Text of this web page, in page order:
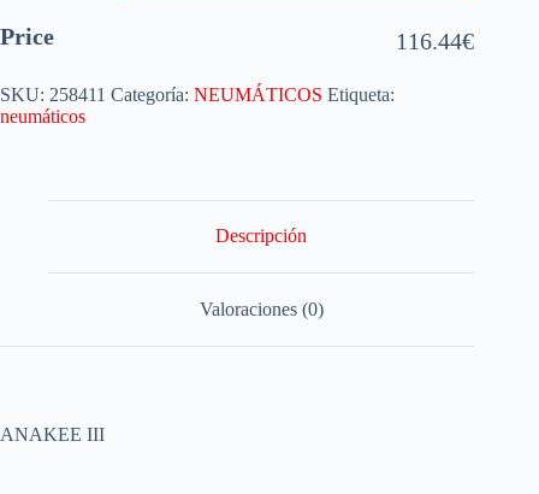
Price 116.44€
SKU: 258411 Categoría: NEUMÁTICOS Etiqueta:
neumáticos
Descripción
Valoraciones (0)
ANAKEE III